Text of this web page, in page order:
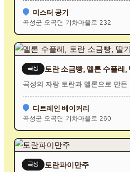
미스터 공기
곡성군 오곡면 기차마을로 232
곡성 토란 소금빵, 멜론 수플레,
곡성의 자랑 토란과 멜론으로 만든
디트레인 베이커리
곡성군 오곡면 기차마을로 260
곡성 토란파이만주